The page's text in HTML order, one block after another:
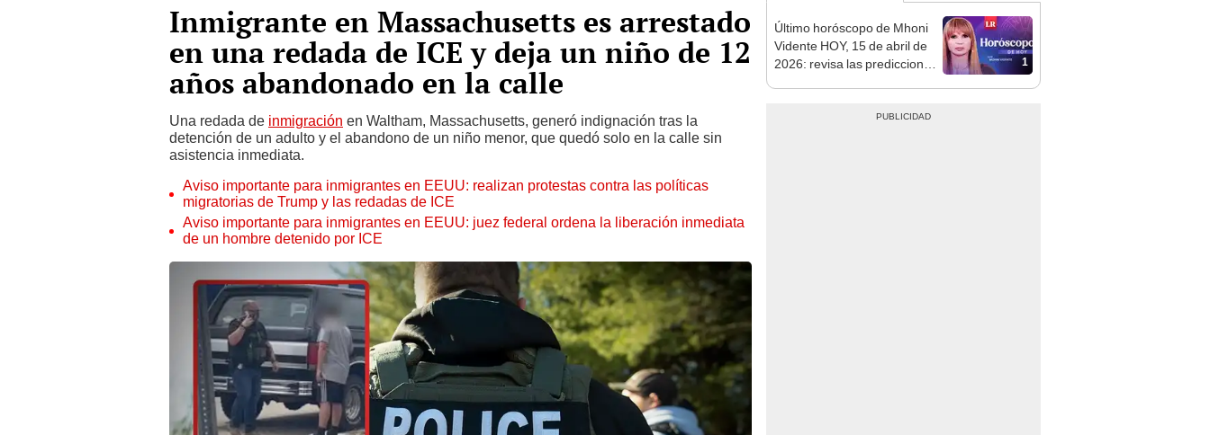
Inmigrante en Massachusetts es arrestado
en una redada de ICE y deja un niño de 12
años abandonado en la calle
Una redada de inmigración en Waltham, Massachusetts, generó indignación tras la
detención de un adulto y el abandono de un niño menor, que quedó solo en la calle sin
asistencia inmediata.
Aviso importante para inmigrantes en EEUU: realizan protestas contra las políticas
migratorias de Trump y las redadas de ICE
Aviso importante para inmigrantes en EEUU: juez federal ordena la liberación inmediata
de un hombre detenido por ICE
1
Último horóscopo de Mhoni
Vidente HOY, 15 de abril de
2026: revisa las predicciones